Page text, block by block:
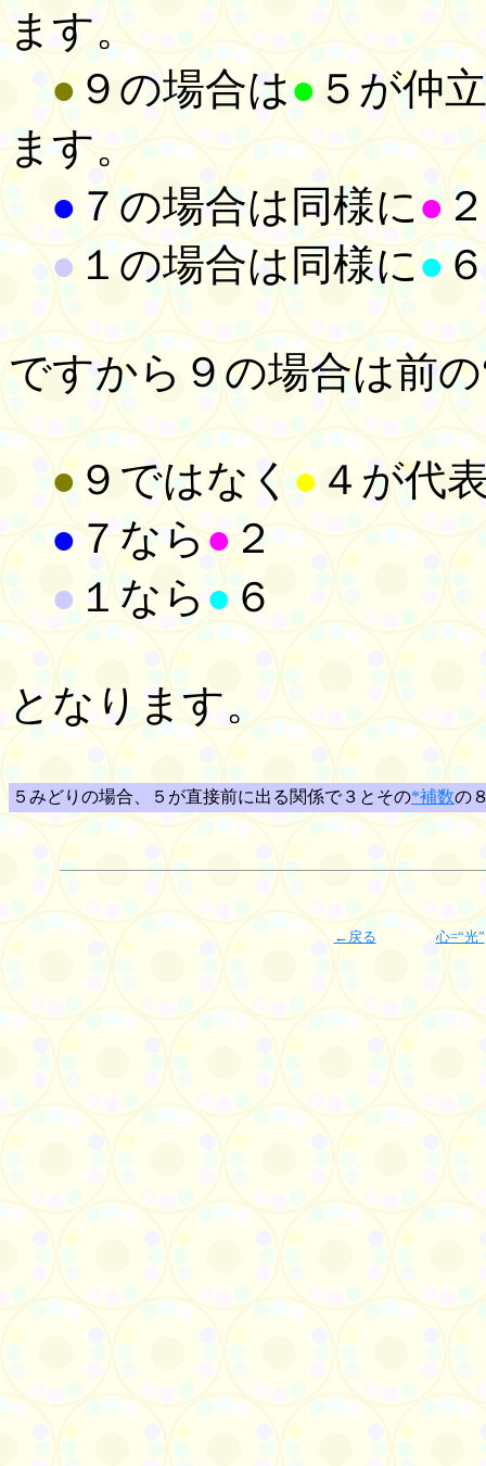
ます。
● ９の場合は● ５が仲
ます。
● ７の場合は同様に●
● １の場合は同様に●
ですから９の場合は前の
● ９ではなく● ４が代
●７なら● ２
● １なら ● ６
となります。
５みどりの場合、５が直接前に出る関係で３とその*補数の
←戻る 心=“光”